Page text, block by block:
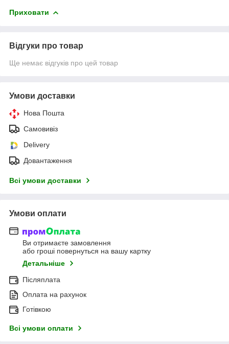
Приховати
Відгуки про товар
Ще немає відгуків про цей товар
Умови доставки
Нова Пошта
Самовивіз
Delivery
Довантаження
Всі умови доставки
Умови оплати
Ви отримаєте замовлення
або гроші повернуться на вашу картку
Детальніше
Післяплата
Оплата на рахунок
Готівкою
Всі умови оплати